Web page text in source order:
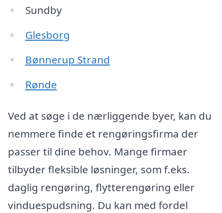
Sundby
Glesborg
Bønnerup Strand
Rønde
Ved at søge i de nærliggende byer, kan du
nemmere finde et rengøringsfirma der
passer til dine behov. Mange firmaer
tilbyder fleksible løsninger, som f.eks.
daglig rengøring, flytterengøring eller
vinduespudsning. Du kan med fordel